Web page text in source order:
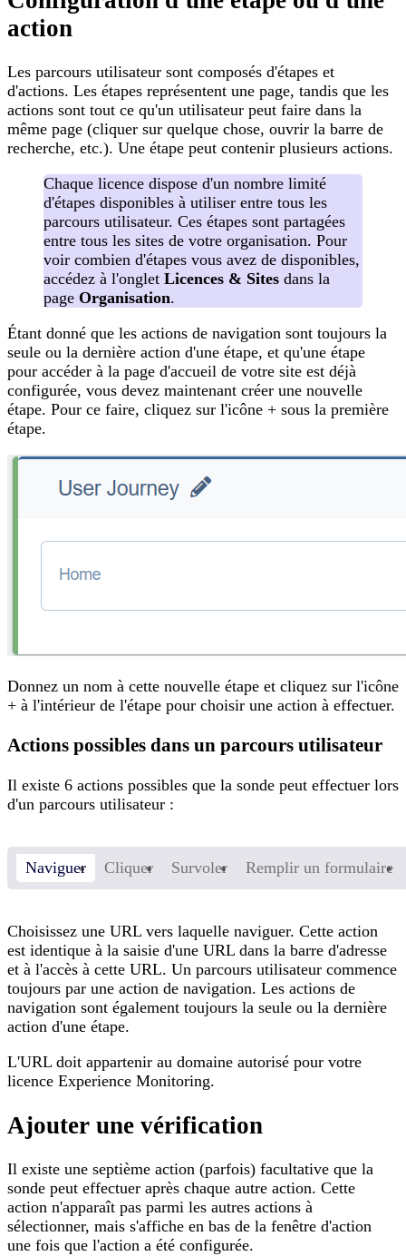
action
Les parcours utilisateur sont composés d'étapes et
d'actions. Les étapes représentent une page, tandis que les
actions sont tout ce qu'un utilisateur peut faire dans la
même page (cliquer sur quelque chose, ouvrir la barre de
recherche, etc.). Une étape peut contenir plusieurs actions.
Chaque licence dispose d'un nombre limité
d'étapes disponibles à utiliser entre tous les
parcours utilisateur. Ces étapes sont partagées
entre tous les sites de votre organisation. Pour
voir combien d'étapes vous avez de disponibles,
accédez à l'onglet Licences & Sites dans la
page Organisation.
Étant donné que les actions de navigation sont toujours la
seule ou la dernière action d'une étape, et qu'une étape
pour accéder à la page d'accueil de votre site est déjà
configurée, vous devez maintenant créer une nouvelle
étape. Pour ce faire, cliquez sur l'icône + sous la première
étape.
Donnez un nom à cette nouvelle étape et cliquez sur l'icône
+ à l'intérieur de l'étape pour choisir une action à effectuer.
Actions possibles dans un parcours utilisateur
Il existe 6 actions possibles que la sonde peut effectuer lors
d'un parcours utilisateur :
Naviguer Cliquer Survoler Remplir un formulaire
Choisissez une URL vers laquelle naviguer. Cette action
est identique à la saisie d'une URL dans la barre d'adresse
et à l'accès à cette URL. Un parcours utilisateur commence
toujours par une action de navigation. Les actions de
navigation sont également toujours la seule ou la dernière
action d'une étape.
L'URL doit appartenir au domaine autorisé pour votre
licence Experience Monitoring.
Ajouter une vérification
Il existe une septième action (parfois) facultative que la
sonde peut effectuer après chaque autre action. Cette
action n'apparaît pas parmi les autres actions à
sélectionner, mais s'affiche en bas de la fenêtre d'action
une fois que l'action a été configurée.